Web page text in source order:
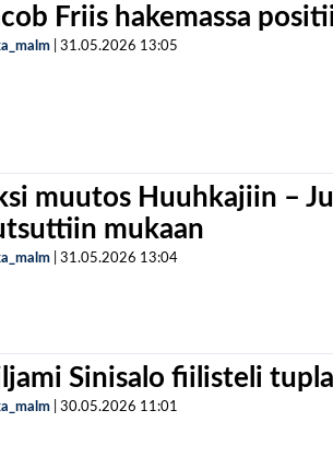
Friis hakemassa
31.05.2026 13:05
muutos Huuhkajiin –
mukaan
31.05.2026 13:04
Sinisalo fiilisteli
30.05.2026 11:01